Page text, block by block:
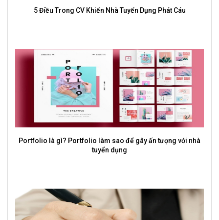
5 Điều Trong CV Khiến Nhà Tuyển Dụng Phát Cáu
Portfolio là gì? Portfolio làm sao để gây ấn tượng với nhà
tuyển dụng